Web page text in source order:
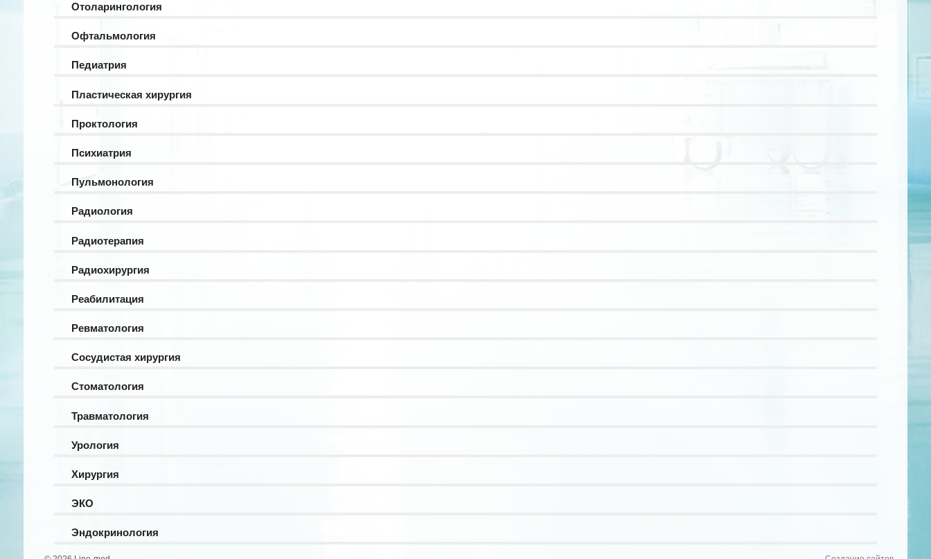
Отоларингология
Офтальмология
Педиатрия
Пластическая хирургия
Проктология
Психиатрия
Пульмонология
Радиология
Радиотерапия
Радиохирургия
Реабилитация
Ревматология
Сосудистая хирургия
Стоматология
Травматология
Урология
Хирургия
ЭКО
Эндокринология